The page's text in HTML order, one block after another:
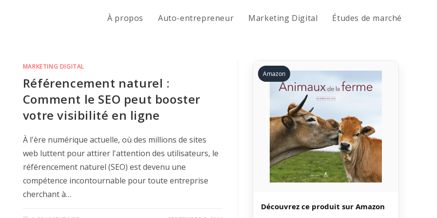
À propos Auto-entrepreneur Marketing Digital Études de marché
MARKETING DIGITAL
Référencement naturel :
Comment le SEO peut booster
votre visibilité en ligne
À l'ère numérique actuelle, où des millions de sites
web luttent pour attirer l'attention des utilisateurs, le
référencement naturel (SEO) est devenu une
compétence incontournable pour toute entreprise
cherchant à…
Amazon
Découvrez ce produit sur Amazon